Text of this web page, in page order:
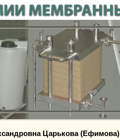
Царькова (Ефимова)